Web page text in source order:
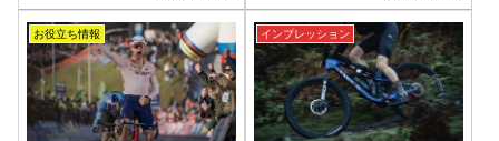
お役立ち情報 インプレッション